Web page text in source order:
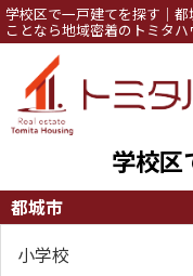
学校区で一戸建てを探す｜
ことなら地域密着のトミタハ
学校区
都城市
小学校